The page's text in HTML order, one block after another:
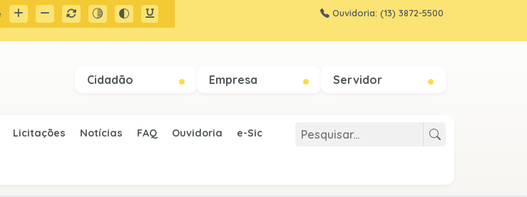
Ouvidoria: (13) 3872-5500
Cidadão Empresa Servidor
Licitações Notícias FAQ Ouvidoria e-Sic